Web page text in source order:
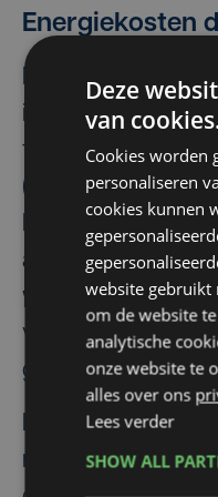
Energiekosten
Het bestaande
intercommunale
tot aan het
(historische)
Michielskerk en
aangesloten. Via
wordt er in het
verwarmd, maar
gekoeld met het
Het warmtenet, in
meest moderne
Deze
van
Cookies worden
personaliseren
cookies kunnen
website gebruikt
om de website
analytische
onze website te
alles over ons
Lees verder
SHOW ALL